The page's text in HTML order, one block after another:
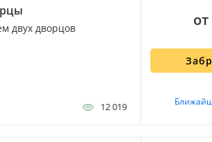
двух дворцов
12 019